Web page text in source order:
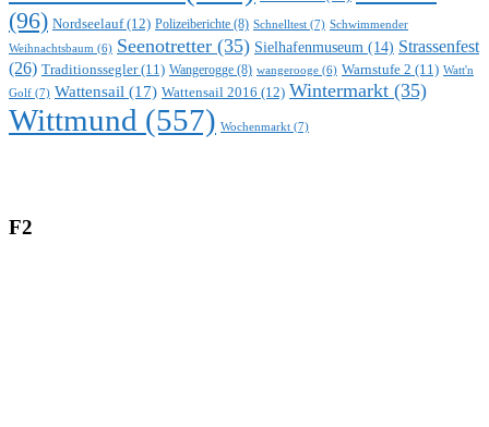
(96) Nordseelauf(12) Polizeiberichte (8) Schnelltest (7) Schwimmender
Weihnachtsbaum (6) Seenotretter (35) Sielhafenmuseum (14) Strassenfest
(26) Traditionssegler(11) Wangerogge (8) wangerooge (6) Warnstufe 2 (11) Watt'n
Golf (7) Wattensail (17) Wattensail 2016 (12) Wintermarkt (35)
Wittmund (557) Wochenmarkt (7)
F2